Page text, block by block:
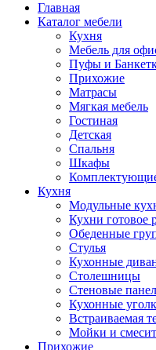
Главная
Каталог мебели
Кухня
Мебель для
Пуфы и
Прихожие
Матрасы
Мягкая мебель
Гостиная
Детская
Спальня
Шкафы
Кухня
Модульные
Кухни готовое
Обеденные
Стулья
Кухонные
Столешницы
Стеновые
Кухонные
Встраиваемая
Мойки и
Прихожие